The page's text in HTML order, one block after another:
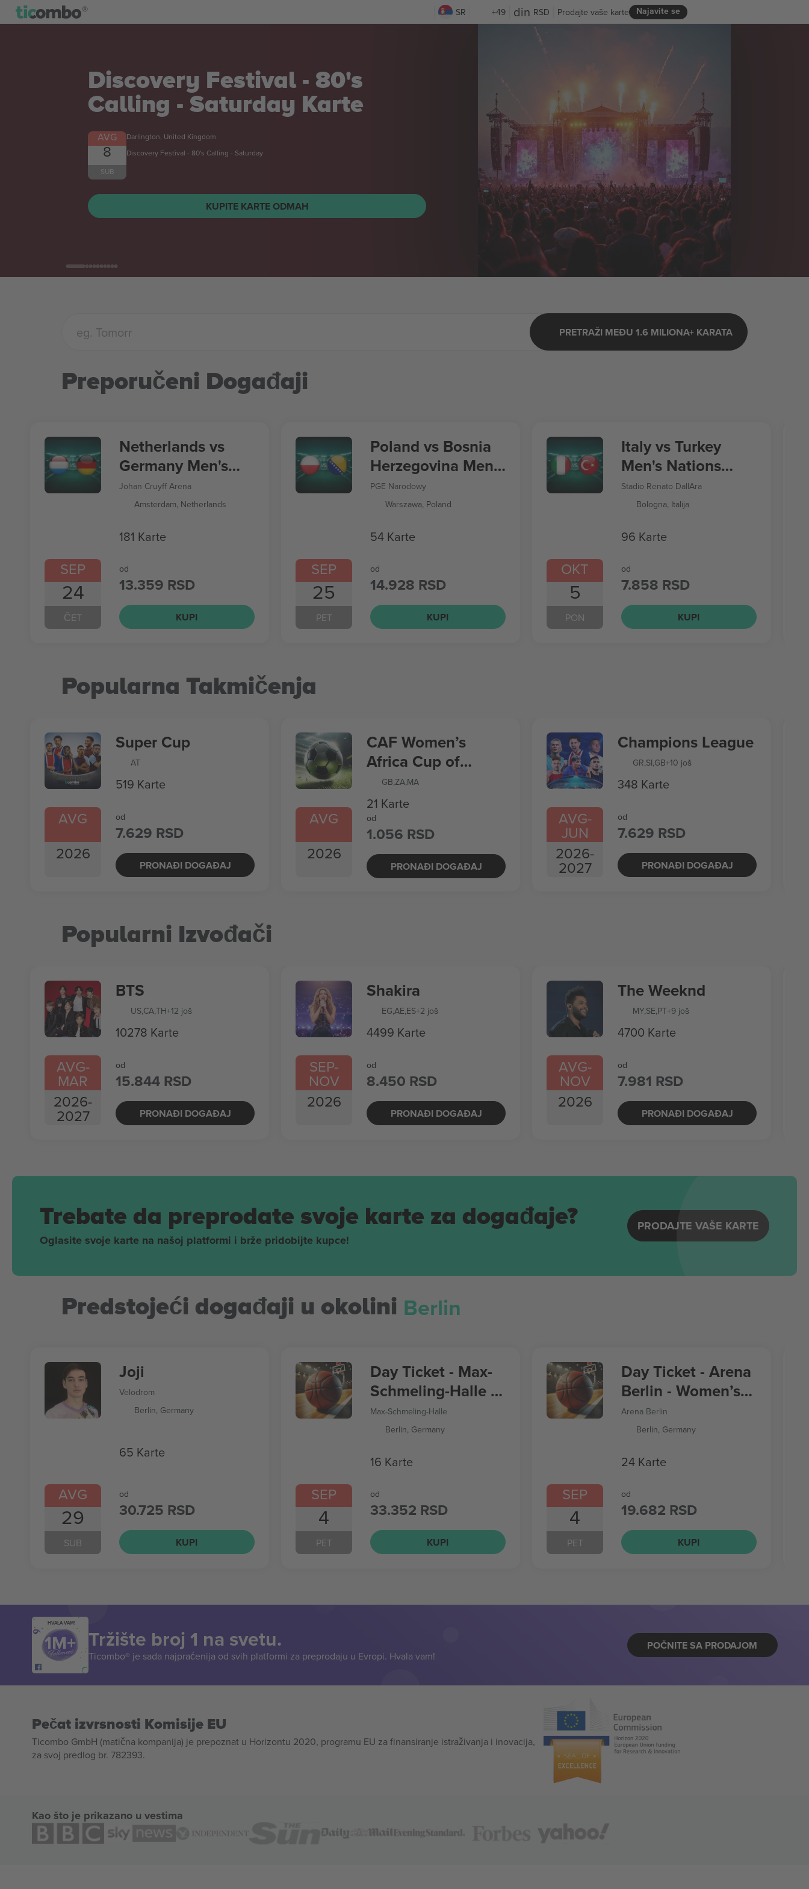
SR +49 RSD Najavite se
Prodajte vaše karte
Mateusz Gamrot vs Quillan
Salkilld UFC Fight Night
Karte
AVG
8
Las Vegas, United States
KUPITE KARTE ODMAH
PRETRAŽI MEĐU 1.6 MILIONA+ KARATA
Preporučeni Događaji
SEP
24
ČET
Netherlands vs
Germany Men's
Nations League
Johan Cruyff Arena
Amsterdam, Netherlands
181 Karte
od
13.359 RSD
KUPI
SEP
25
PET
Poland vs Bosnia
Herzegovina Men's
Nations League
PGE Narodowy
Warszawa, Poland
54 Karte
od
14.928 RSD
KUPI
OKT
5
PON
Italy vs Turkey
Men's Nations
League
Stadio Renato DallAra
Bologna, Italija
96 Karte
od
7.858 RSD
KUPI
Popularna Takmičenja
AVG
2026
Super Cup
AT
519 Karte
od
7.629 RSD
PRONAĐI DOGAĐAJ
AVG
2026
CAF Women’s
Africa Cup of
Nations
GB,ZA,MA
21 Karte
od
1.056 RSD
PRONAĐI DOGAĐAJ
AVG-
JUN
2026-
2027
Champions League
GR,SI,GB+10 još
348 Karte
od
7.629 RSD
PRONAĐI DOGAĐAJ
Popularni Izvođači
AVG-
MAR
2026-
2027
BTS
US,CA,TH+12 još
10278 Karte
od
15.844 RSD
PRONAĐI DOGAĐAJ
SEP-
NOV
2026
Shakira
EG,AE,ES+2 još
4499 Karte
od
8.450 RSD
PRONAĐI DOGAĐAJ
AVG-
NOV
2026
The Weeknd
MY,SE,PT+9 još
4700 Karte
od
7.981 RSD
PRONAĐI DOGAĐAJ
Trebate da preprodate svoje karte za događaje?
Oglasite svoje karte na našoj platformi i brže pridobijte kupce!
PRODAJTE VAŠE KARTE
Predstojeći događaji u okolini Berlin
AVG
29
SUB
Joji
Velodrom
Berlin, Germany
65 Karte
od
30.725 RSD
KUPI
SEP
4
PET
Day Ticket - Max-
Schmeling-Halle -
Women’s
Basketball World
Max-Schmeling-Halle
Berlin, Germany
16 Karte
od
33.352 RSD
KUPI
SEP
4
PET
Day Ticket - Arena
Berlin - Women’s
Basketball World
Cup
Arena Berlin
Berlin, Germany
24 Karte
od
19.682 RSD
KUPI
HVALA VAM!
Tržište broj 1 na svetu.
Ticombo® je sada najpraćenija od svih platformi za preprodaju u Evropi. Hvala vam!
POČNITE SA PRODAJOM
Pečat izvrsnosti Komisije EU
Ticombo GmbH (matična kompanija) je prepoznat u Horizontu 2020, programu EU za finansiranje istraživanja i inovacija,
za svoj predlog br. 782393.
Kao što je prikazano u vestima